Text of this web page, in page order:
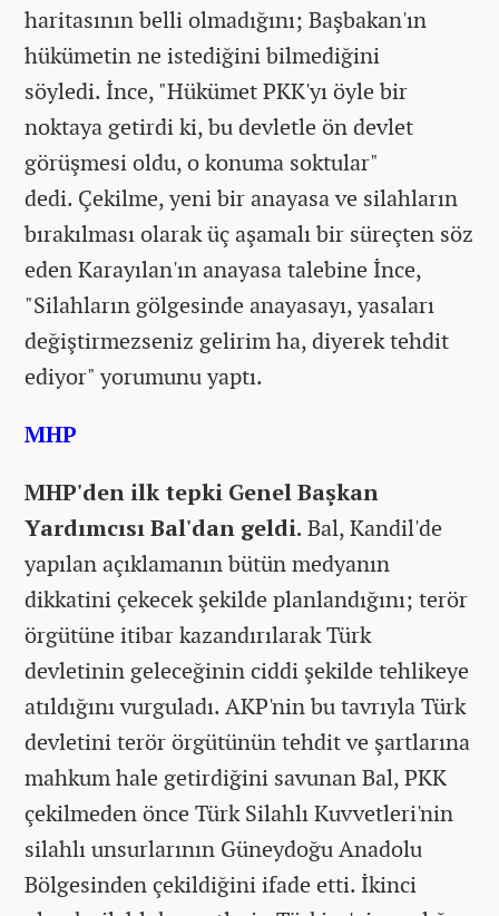
haritasının belli olmadığını; Başbakan'ın
hükümetin ne istediğini bilmediğini
söyledi. İnce, "Hükümet PKK'yı öyle bir
noktaya getirdi ki, bu devletle ön devlet
görüşmesi oldu, o konuma soktular"
dedi. Çekilme, yeni bir anayasa ve silahların
bırakılması olarak üç aşamalı bir süreçten söz
eden Karayılan'ın anayasa talebine İnce,
"Silahların gölgesinde anayasayı, yasaları
değiştirmezseniz gelirim ha, diyerek tehdit
ediyor" yorumunu yaptı.
MHP
MHP'den ilk tepki Genel Başkan
Yardımcısı Bal'dan geldi. Bal, Kandil'de
yapılan açıklamanın bütün medyanın
dikkatini çekecek şekilde planlandığını; terör
örgütüne itibar kazandırılarak Türk
devletinin geleceğinin ciddi şekilde tehlikeye
atıldığını vurguladı. AKP'nin bu tavrıyla Türk
devletini terör örgütünün tehdit ve şartlarına
mahkum hale getirdiğini savunan Bal, PKK
çekilmeden önce Türk Silahlı Kuvvetleri'nin
silahlı unsurlarının Güneydoğu Anadolu
Bölgesinden çekildiğini ifade etti. İkinci